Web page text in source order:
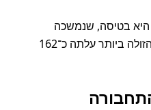
היא בטיסה, שנמשכה
סביב 1.4 שעות. האפשרות הזולה ביותר עלתה כ־162